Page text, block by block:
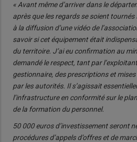
« Avant même d’arriver dans le
après que les regards se soient tournés
à la diffusion d’une vidéo de
savoir si cet équipement était
du territoire. J’ai eu confirmation au
demandé le respect, tant par
gestionnaire, des prescriptions et
par les autorités. Il s’agissait
l’infrastructure en conformité sur le
de la formation du personnel.
50 000 euros d’investissement seront
procédures d’appels d’offres et de